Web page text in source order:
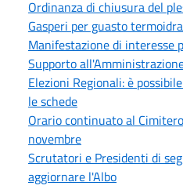
Ordinanza di chiusura del
Gasperi per guasto
Manifestazione di interesse
Supporto
Elezioni Regionali: è
le schede
Orario continuato al
novembre
Scrutatori e Presidenti di
aggiornare l'Albo